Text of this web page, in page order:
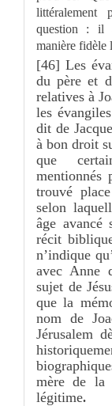
littéralement
question : il
manière fidèle
[46] Les
du père et
relatives à
les
dit de
à bon droit
que
mentionnés
trouvé
selon
âge avancé
récit
n’indique
avec Anne
sujet de
que la
nom de
Jérusalem
mère de la
légitime.